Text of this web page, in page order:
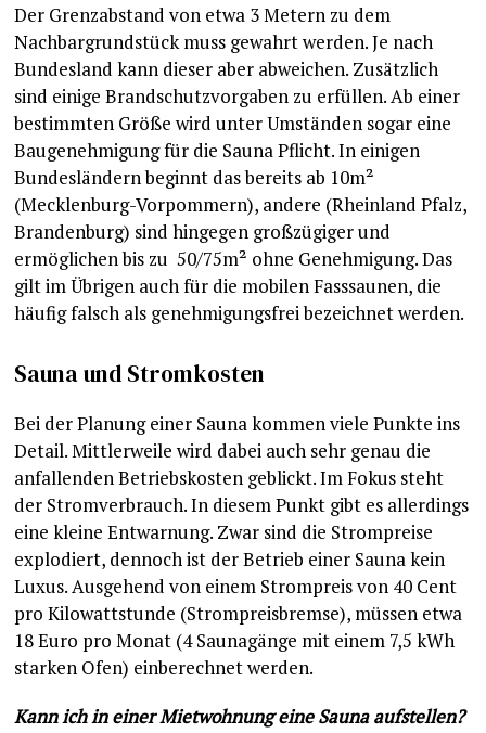
Der Grenzabstand von etwa 3 Metern zu dem
Nachbargrundstück muss gewahrt werden. Je nach
Bundesland kann dieser aber abweichen. Zusätzlich
sind einige Brandschutzvorgaben zu erfüllen. Ab einer
bestimmten Größe wird unter Umständen sogar eine
Baugenehmigung für die Sauna Pflicht. In einigen
Bundesländern beginnt das bereits ab 10m²
(Mecklenburg-Vorpommern), andere (Rheinland Pfalz,
Brandenburg) sind hingegen großzügiger und
ermöglichen bis zu 50/75m² ohne Genehmigung. Das
gilt im Übrigen auch für die mobilen Fasssaunen, die
häufig falsch als genehmigungsfrei bezeichnet werden.
Sauna und Stromkosten
Bei der Planung einer Sauna kommen viele Punkte ins
Detail. Mittlerweile wird dabei auch sehr genau die
anfallenden Betriebskosten geblickt. Im Fokus steht
der Stromverbrauch. In diesem Punkt gibt es allerdings
eine kleine Entwarnung. Zwar sind die Strompreise
explodiert, dennoch ist der Betrieb einer Sauna kein
Luxus. Ausgehend von einem Strompreis von 40 Cent
pro Kilowattstunde (Strompreisbremse), müssen etwa
18 Euro pro Monat (4 Saunagänge mit einem 7,5 kWh
starken Ofen) einberechnet werden.
Kann ich in einer Mietwohnung eine Sauna aufstellen?